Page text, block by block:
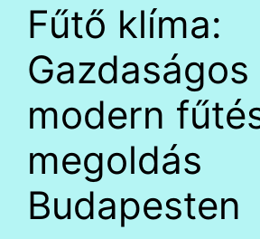
Fűtő klíma:
Gazdaságos
modern
megoldás
Budapesten